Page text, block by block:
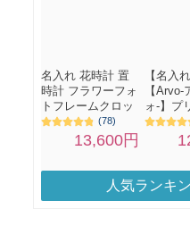
人気ランキ